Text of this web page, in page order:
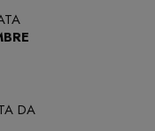
DA